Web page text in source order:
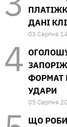
ДАНІ
03 Серпня
ФОРМАТ
УДАРИ
05 Серпня
ЩО